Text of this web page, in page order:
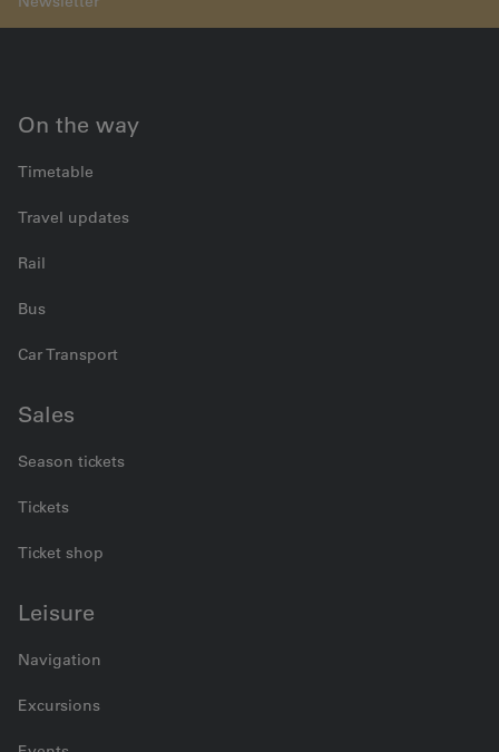
On the way
Timetable
Travel updates
Rail
Bus
Car Transport
Sales
Season tickets
Tickets
Ticket shop
Leisure
Navigation
Excursions